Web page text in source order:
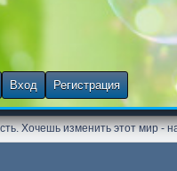
Вход Регистрация
Хочешь изменить этот мир -